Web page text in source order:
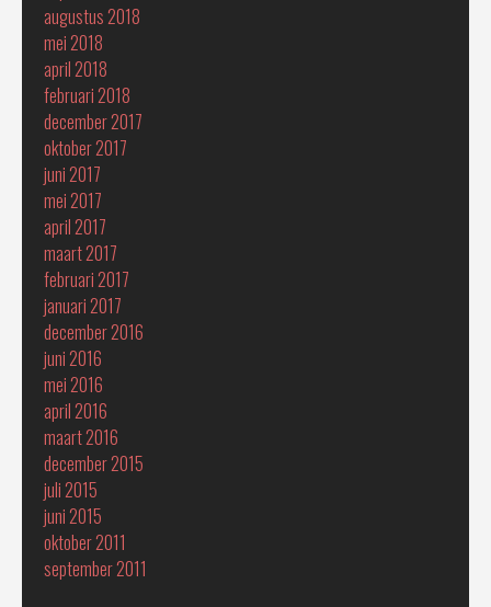
augustus 2018
mei 2018
april 2018
februari 2018
december 2017
oktober 2017
juni 2017
mei 2017
april 2017
maart 2017
februari 2017
januari 2017
december 2016
juni 2016
mei 2016
april 2016
maart 2016
december 2015
juli 2015
juni 2015
oktober 2011
september 2011